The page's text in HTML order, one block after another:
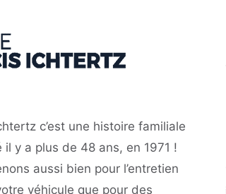
c’est une histoire familiale
il y a plus de 48 ans, en 1971 !
aussi bien pour l’entretien
véhicule que pour des